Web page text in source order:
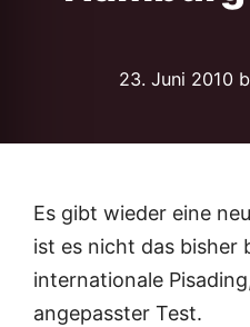
23. Juni 2010
Es gibt wieder eine
ist es nicht das bisher
internationale
angepasster Test.